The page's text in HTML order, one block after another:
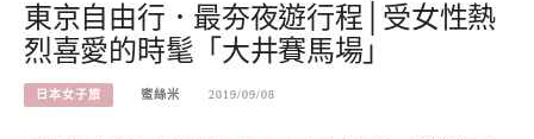
東京自由行．最夯夜遊行程│受女性熱
烈喜愛的時髦「大井賽馬場」
日本女子旅 蜜絲米 2019/09/08